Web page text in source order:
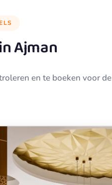
Ajman
en te boeken voor de